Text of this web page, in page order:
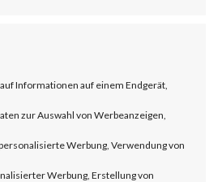
Informationen auf einem Endgerät,
zur Auswahl von Werbeanzeigen,
Werbung, Verwendung von
Werbung, Erstellung von
CVE-2024-